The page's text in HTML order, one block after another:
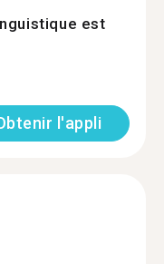
est
l'appli